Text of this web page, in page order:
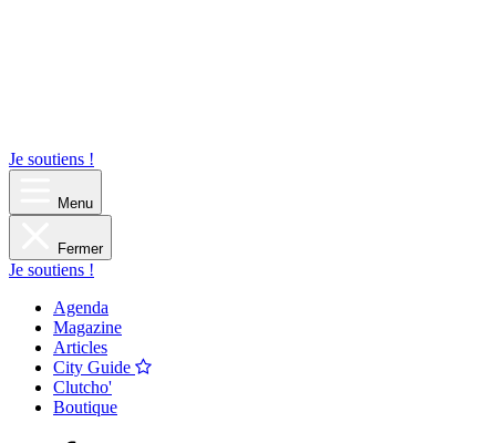
Je soutiens !
Menu
Fermer
Je soutiens !
Agenda
Magazine
Articles
City Guide
Clutcho'
Boutique